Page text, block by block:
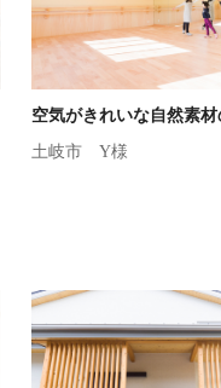
空気がきれいな自然素
土岐市 Y様